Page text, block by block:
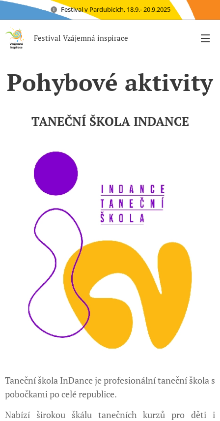
Festival v Pardubicích, 18.9.- 20.9.2025
Festival Vzájemná inspirace
Pohybové aktivity
TANEČNÍ ŠKOLA INDANCE
Taneční škola InDance je profesionální taneční škola s
pobočkami po celé republice.
Nabízí širokou škálu tanečních kurzů pro děti i